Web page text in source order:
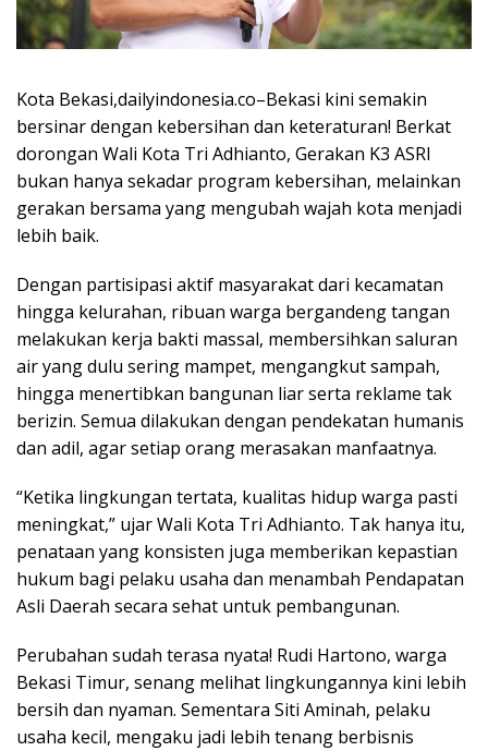
Kota Bekasi,dailyindonesia.co–Bekasi kini semakin
bersinar dengan kebersihan dan keteraturan! Berkat
dorongan Wali Kota Tri Adhianto, Gerakan K3 ASRI
bukan hanya sekadar program kebersihan, melainkan
gerakan bersama yang mengubah wajah kota menjadi
lebih baik.
Dengan partisipasi aktif masyarakat dari kecamatan
hingga kelurahan, ribuan warga bergandeng tangan
melakukan kerja bakti massal, membersihkan saluran
air yang dulu sering mampet, mengangkut sampah,
hingga menertibkan bangunan liar serta reklame tak
berizin. Semua dilakukan dengan pendekatan humanis
dan adil, agar setiap orang merasakan manfaatnya.
“Ketika lingkungan tertata, kualitas hidup warga pasti
meningkat,” ujar Wali Kota Tri Adhianto. Tak hanya itu,
penataan yang konsisten juga memberikan kepastian
hukum bagi pelaku usaha dan menambah Pendapatan
Asli Daerah secara sehat untuk pembangunan.
Perubahan sudah terasa nyata! Rudi Hartono, warga
Bekasi Timur, senang melihat lingkungannya kini lebih
bersih dan nyaman. Sementara Siti Aminah, pelaku
usaha kecil, mengaku jadi lebih tenang berbisnis